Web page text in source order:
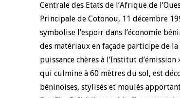
Centrale des Etats de l’Afrique de
Principale de Cotonou, 11 décembre
symbolise l’espoir dans l’économie
des matériaux en façade participe de
puissance chères à l’Institut
qui culmine à 60 mètres du sol, est
béninoises, stylisés et moulés